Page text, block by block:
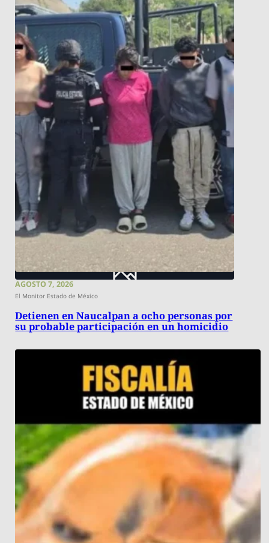
AGOSTO 7, 2026
El Monitor Estado de México
Detienen en Naucalpan a ocho personas por
su probable participación en un homicidio